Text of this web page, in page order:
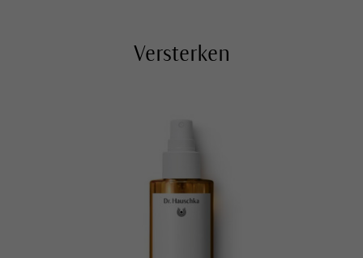
Versterken